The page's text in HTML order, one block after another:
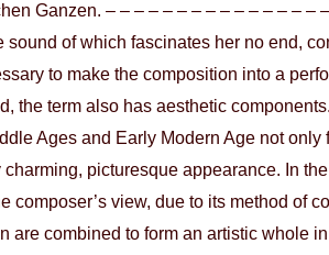
Ganzen. – – – – – – – – – – – – – – –
of which fascinates her no end,
to make the composition into a
the term also has aesthetic
Ages and Early Modern Age not only
picturesque appearance. In
composer’s view, due to its method of
combined to form an artistic whole